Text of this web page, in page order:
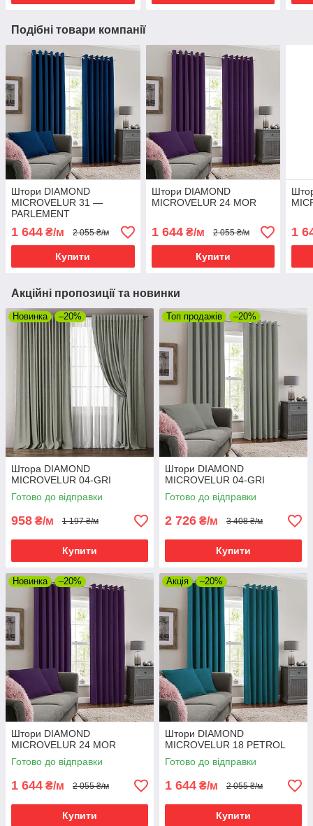
Подібні товари компанії
Штори DIAMOND
MICROVELUR 31 —
PARLEMENT
1 644 ₴/м 2 055 ₴/м
Купити
Штори DIAMOND
MICROVELUR 24 MOR
1 644₴/м 2 055 ₴/м
Купити
1
Акційні пропозиції та новинки
Новинка –20%
Штора DIAMOND
MICROVELUR 04-GRI
Готово до відправки
958 ₴/м 1 197 ₴/м
Купити
Топ продажів –20%
Штори DIAMOND
MICROVELUR 04-GRI
Готово до відправки
2 726 ₴/м 3 408 ₴/м
Купити
Новинка –20%
Штори DIAMOND
MICROVELUR 24 MOR
Готово до відправки
1 644 ₴/м 2 055 ₴/м
Купити
Акція –20%
Штори DIAMOND
MICROVELUR 18 PETROL
Готово до відправки
1 644 ₴/м 2 055 ₴/м
Купити